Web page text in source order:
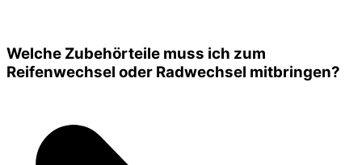
Welche Zubehörteile muss ich zum
Reifenwechsel oder Radwechsel mitbringen?